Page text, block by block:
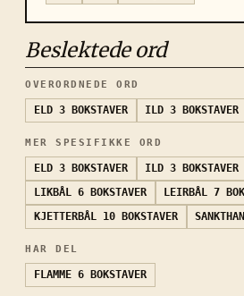
Beslektede ord
OVERORDNEDE ORD
ELD 3 BOKSTAVER ILD 3 BOKSTAVER
MER SPESIFIKKE ORD
ELD 3 BOKSTAVER ILD 3 BOKSTAVER
LIKBÅL 6 BOKSTAVER LEIRBÅL 7
KJETTERBÅL 10 BOKSTAVER
HAR DEL
FLAMME 6 BOKSTAVER